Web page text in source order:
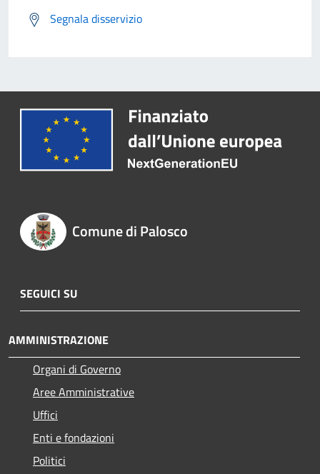
Segnala disservizio
Comune di Palosco
SEGUICI SU
AMMINISTRAZIONE
Organi di Governo
Aree Amministrative
Uffici
Enti e fondazioni
Politici